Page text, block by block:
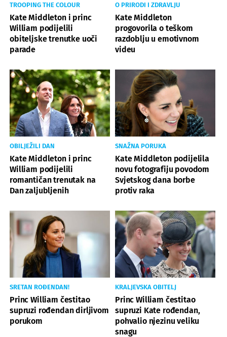
TROOPING THE COLOUR
Kate Middleton i princ
William podijelili
obiteljske trenutke uoči
parade
O PRIRODI I ZDRAVLJU
Kate Middleton
progovorila o teškom
razdoblju u emotivnom
videu
OBILJEŽILI DAN
Kate Middleton i princ
William podijelili
romantičan trenutak na
Dan zaljubljenih
SNAŽNA PORUKA
Kate Middleton podijelila
novu fotografiju povodom
Svjetskog dana borbe
protiv raka
SRETAN ROĐENDAN!
Princ William čestitao
supruzi rođendan dirljivom
porukom
KRALJEVSKA OBITELJ
Princ William čestitao
supruzi Kate rođendan,
pohvalio njezinu veliku
snagu